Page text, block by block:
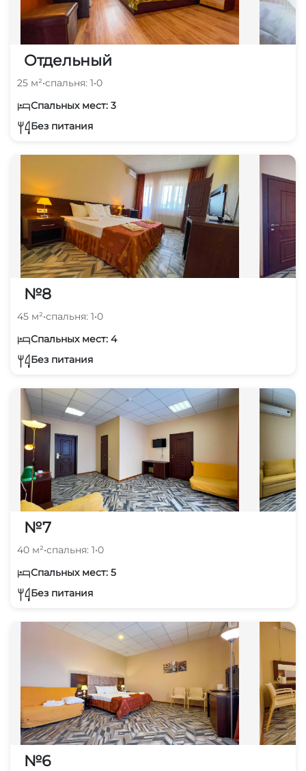
Отдельный
25 м²•спальня: 1•0
Спальных мест: 3
Без питания
№8
45 м²•спальня: 1•0
Спальных мест: 4
Без питания
№7
40 м²•спальня: 1•0
Спальных мест: 5
Без питания
№6